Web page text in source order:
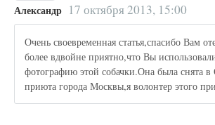
Александр 17 октября 2013, 15:00
Очень своевременная статья,спасибо Вам
более вдвойне приятно,что Вы
фотографию этой собачки.Она была снята
приюта города Москвы,я волонтер этого